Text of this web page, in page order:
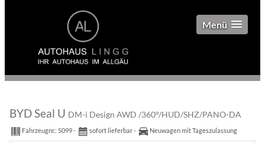
Menü
BYD Seal U DM-i Design AWD /360°/HUD/SHZ/PANO-DA
Fahrzeugnr.: 5099 sofort lieferbar Neuwagen mit Tageszulassung